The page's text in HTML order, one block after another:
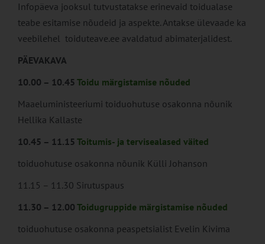
Infopäeva jooksul tutvustatakse erinevaid toidualase
teabe esitamise nõudeid ja aspekte. Antakse ülevaade ka
veebilehel toiduteave.ee avaldatud abimaterjalidest.
PÄEVAKAVA
10.00 – 10.45 Toidu märgistamise nõuded
Maaeluministeeriumi toiduohutuse osakonna nõunik
Hellika Kallaste
10.45 – 11.15 Toitumis- ja tervisealased väited
toiduohutuse osakonna nõunik Külli Johanson
11.15 – 11.30 Sirutuspaus
11.30 – 12.00 Toidugruppide märgistamise nõuded
toiduohutuse osakonna peaspetsialist Evelin Kivima